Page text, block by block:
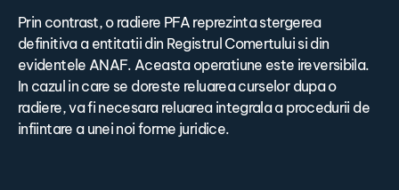
Prin contrast, o radiere PFA reprezinta stergerea
definitiva a entitatii din Registrul Comertului si din
evidentele ANAF. Aceasta operatiune este ireversibila.
In cazul in care se doreste reluarea curselor dupa o
radiere, va fi necesara reluarea integrala a procedurii de
infiintare a unei noi forme juridice.